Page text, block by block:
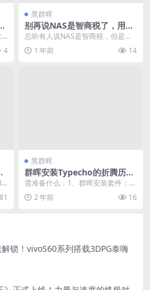
4
黑群晖
别再说NAS是智商税了，用对
了超香
总听有人说NAS是智商税，但是只
要用对方法，它就是生活好帮手。
不过，要想把NAS...
1 年前 14
81
黑群晖
群晖安装Typecho的折腾历程
——念念不忘，必有回响
需准备什么：1、群晖安装套件：W
eb Station、PHP8.0、MariaD...
2 年前 16
锁！vivoS60系列搭载3DPG泰嗨